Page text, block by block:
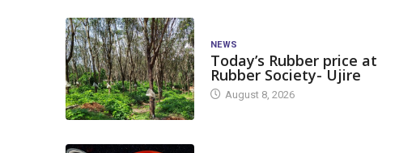
NEWS
Today’s Rubber price at
Rubber Society- Ujire
August 8, 2026